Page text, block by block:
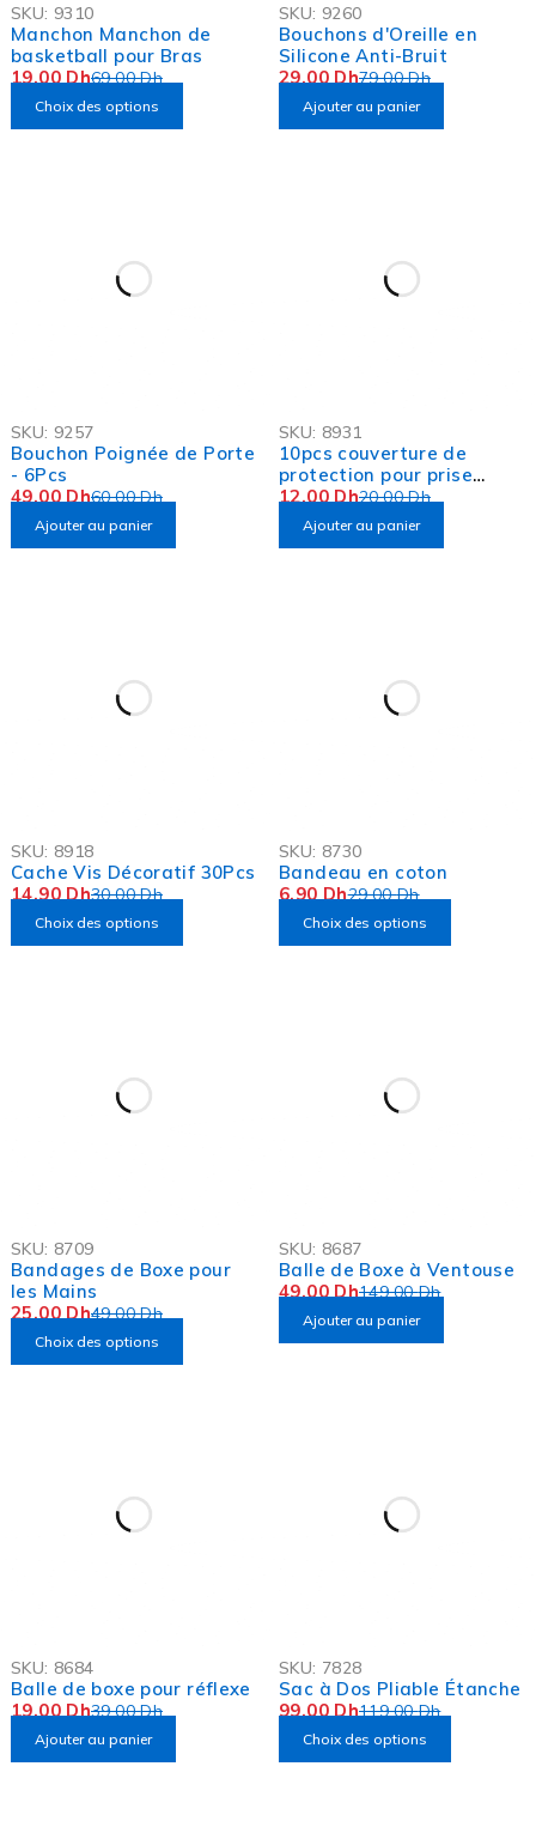
OFFRE FLASH
SKU: 9310
Manchon Manchon de
basketball pour Bras
69,00Dh
19,00 Dh
Choix des options
OFFRE FLASH
SKU: 9260
Bouchons d'Oreille en
Silicone Anti-Bruit
79,00Dh
29,00 Dh
Ajouter au panier
OFFRE FLASH
SKU: 9257
Bouchon Poignée de Porte
- 6Pcs
60,00Dh
49,00 Dh
Ajouter au panier
OFFRE FLASH
SKU: 8931
10pcs couverture de
protection pour prise
électrique20,00Dh
12,00 Dh
Ajouter au panier
OFFRE FLASH
SKU: 8918
Cache Vis Décoratif 30Pcs
30,00Dh
14,90 Dh
Choix des options
OFFRE FLASH
SKU: 8730
Bandeau en coton
29,00Dh
6,90 Dh
Choix des options
OFFRE FLASH
SKU: 8709
Bandages de Boxe pour
les Mains
49,00Dh
25,00 Dh
Choix des options
OFFRE FLASH
SKU: 8687
Balle de Boxe à Ventouse
149,00Dh
49,00 Dh
Ajouter au panier
OFFRE FLASH
SKU: 8684
Balle de boxe pour réflexe
39,00Dh
19,00 Dh
Ajouter au panier
SKU: 7828
Sac à Dos Pliable Étanche
119,00Dh
99,00 Dh
Choix des options